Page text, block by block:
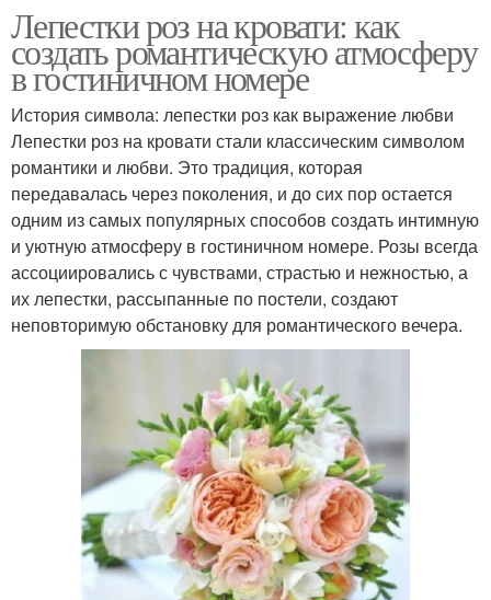
Лепестки роз на кровати: как
создать романтическую атмосферу
в гостиничном номере
История символа: лепестки роз как выражение любви
Лепестки роз на кровати стали классическим символом
романтики и любви. Это традиция, которая
передавалась через поколения, и до сих пор остается
одним из самых популярных способов создать интимную
и уютную атмосферу в гостиничном номере. Розы всегда
ассоциировались с чувствами, страстью и нежностью, а
их лепестки, рассыпанные по постели, создают
неповторимую обстановку для романтического вечера.